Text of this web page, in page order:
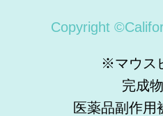
Copyright
※マウス
完成
医薬品副作用